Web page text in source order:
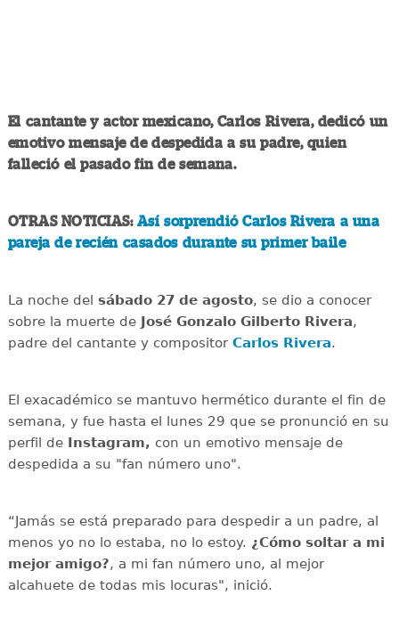
El cantante y actor mexicano, Carlos Rivera, dedicó un
emotivo mensaje de despedida a su padre, quien
falleció el pasado fin de semana.
OTRAS NOTICIAS: Así sorprendió Carlos Rivera a una
pareja de recién casados durante su primer baile
La noche del sábado 27 de agosto, se dio a conocer
sobre la muerte deJosé Gonzalo Gilberto Rivera,
padre del cantante y compositor Carlos Rivera.
El exacadémico se mantuvo hermético durante el fin de
semana, y fue hasta el lunes 29 que se pronunció en su
perfil de Instagram, con un emotivo mensaje de
despedida a su "fan número uno".
“Jamás se está preparado para despedir a un padre, al
menos yo no lo estaba, no lo estoy. ¿Cómo soltar a mi
mejor amigo?, a mi fan número uno, al mejor
alcahuete de todas mis locuras", inició.